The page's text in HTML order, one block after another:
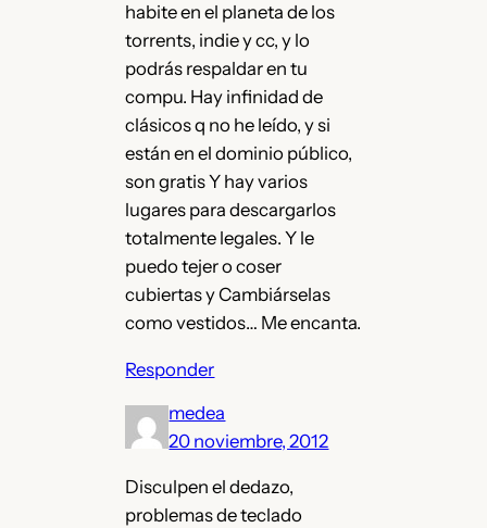
habite en el planeta de los
torrents, indie y cc, y lo
podrás respaldar en tu
compu. Hay infinidad de
clásicos q no he leído, y si
están en el dominio público,
son gratis Y hay varios
lugares para descargarlos
totalmente legales. Y le
puedo tejer o coser
cubiertas y Cambiárselas
como vestidos… Me encanta.
Responder
medea
20 noviembre, 2012
Disculpen el dedazo,
problemas de teclado